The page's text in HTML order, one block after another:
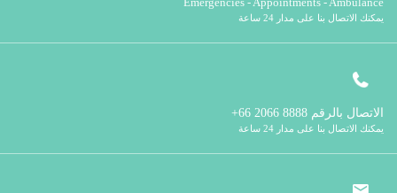
يمكنك الاتصال بنا على مدار 24 ساعة
الاتصال بالرقم
يمكنك الاتصال بنا على مدار 24 ساعة